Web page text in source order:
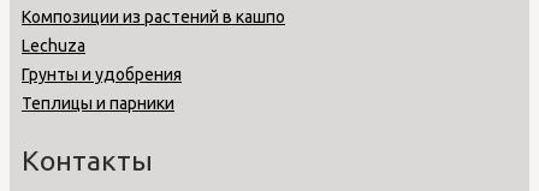
Композиции из растений в кашпо
Lechuza
Грунты и удобрения
Теплицы и парники
Контакты